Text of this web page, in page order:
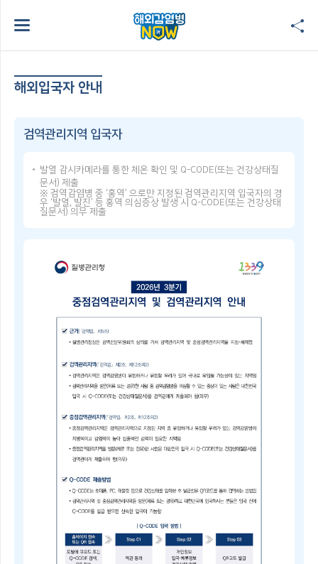
해외입국자 안내
검역관리지역 입국자
발열 감시카메라를 통한 체온 확인 및 Q-CODE(또는 건강상태질
문서) 제출
※ 검역감염병 중 ‘홍역’ 으로만 지정된 검역관리지역 입국자의 경
우 ‘발열, 발진’ 등 홍역 의심증상 발생 시 Q-CODE(또는 건강상태
질문서) 의무 제출